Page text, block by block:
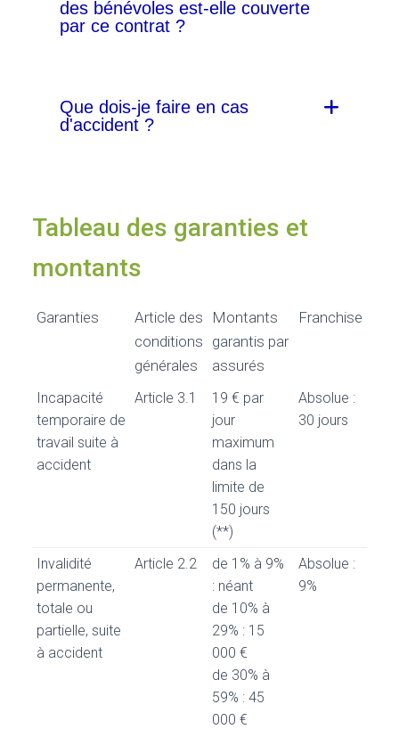
des bénévoles est-elle couverte
par ce contrat ?
Que dois-je faire en cas
d'accident ?
Tableau des garanties et
montants
Garanties
Article des
conditions
générales
Montants
garantis par
assurés
Franchise
Incapacité
temporaire de
travail suite à
accident
Article 3.1
19 € par
jour
maximum
dans la
limite de
150 jours
(**)
Absolue :
30 jours
Invalidité
permanente,
totale ou
partielle, suite
à accident
Article 2.2
de 1% à 9%
: néant
de 10% à
29% : 15
000 €
de 30% à
59% : 45
000 €
Absolue :
9%